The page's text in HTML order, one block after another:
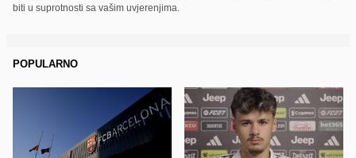
biti u suprotnosti sa vašim uvjerenjima.
POPULARNO